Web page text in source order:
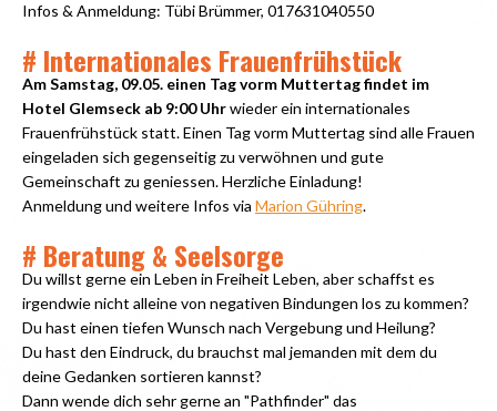
Infos & Anmeldung: Tübi Brümmer, 017631040550
# Internationales Frauenfrühstück
Am Samstag, 09.05. einen Tag vorm Muttertag findet im
Hotel Glemseck ab 9:00 Uhrwieder ein internationales
Frauenfrühstück statt. Einen Tag vorm Muttertag sind alle Frauen
eingeladen sich gegenseitig zu verwöhnen und gute
Gemeinschaft zu geniessen. Herzliche Einladung!
Anmeldung und weitere Infos via Marion Gühring.
# Beratung & Seelsorge
Du willst gerne ein Leben in Freiheit Leben, aber schaffst es
irgendwie nicht alleine von negativen Bindungen los zu kommen?
Du hast einen tiefen Wunsch nach Vergebung und Heilung?
Du hast den Eindruck, du brauchst mal jemanden mit dem du
deine Gedanken sortieren kannst?
Dann wende dich sehr gerne an "Pathfinder" das